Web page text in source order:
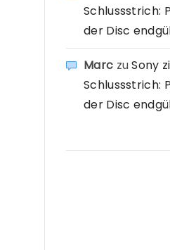
Schlussstrich:
der Disc
Marc zuSony
Schlussstrich:
der Disc